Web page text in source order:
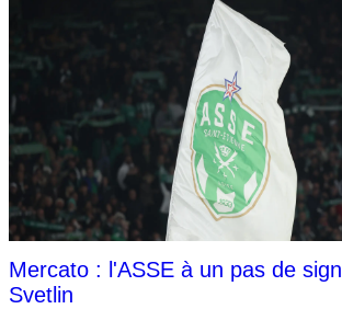
Mercato : l'ASSE à un pas de
Svetlin